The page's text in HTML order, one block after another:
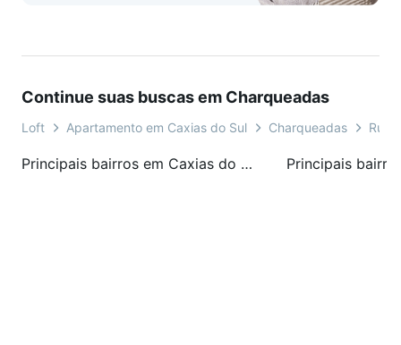
Continue suas buscas em Charqueadas
Loft Apartamento em Caxias do Sul Charqueadas Rua
Principais bairros em Caxias do Sul, RS